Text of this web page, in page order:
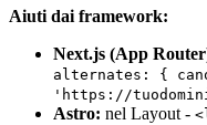
Aiuti dai framework:
Next.js (App
alternates: {
'https://
Astro: nel Layout -